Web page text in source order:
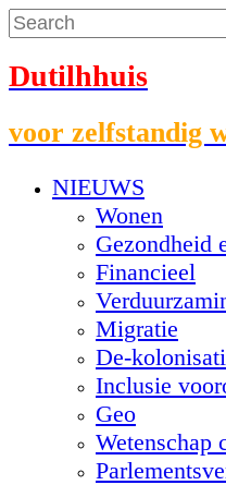
Dutilhhuis
voor zelfstandig
NIEUWS
Wonen
Gezondheid
Financieel
Migratie
De-
Inclusie
Geo
Wetenschap